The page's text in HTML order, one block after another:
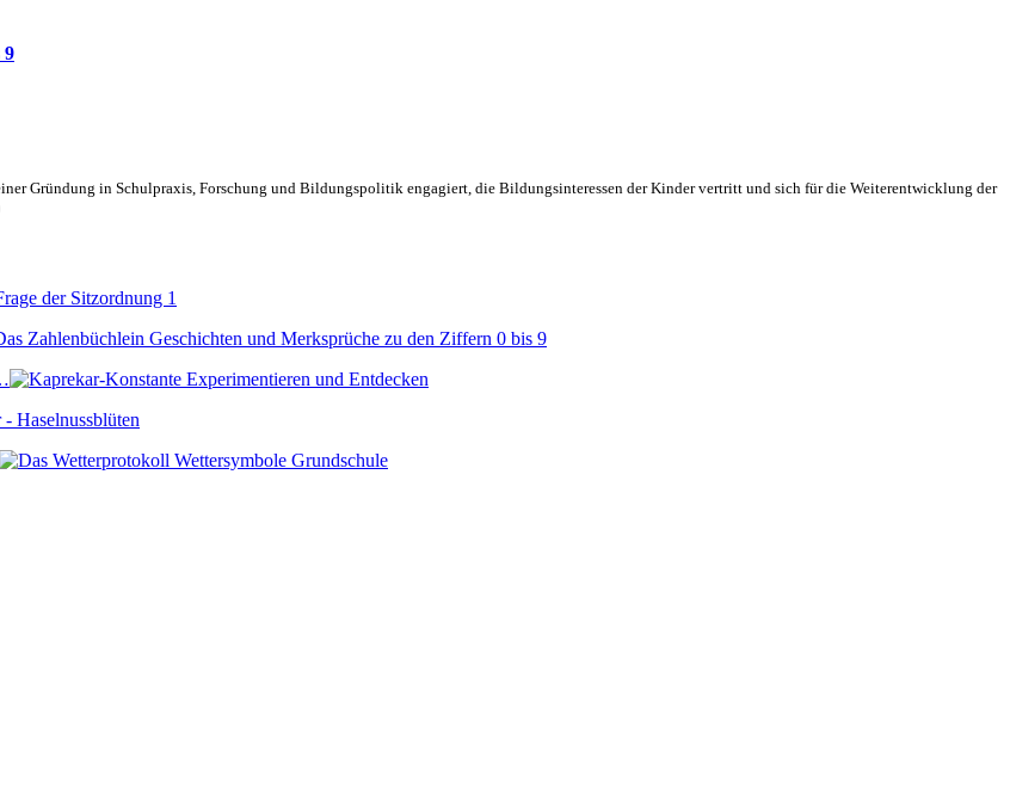
9
Gründung in Schulpraxis, Forschung und Bildungspolitik engagiert, die Bildungsinteressen der Kinder vertritt und sich für die Weiterentwicklung der